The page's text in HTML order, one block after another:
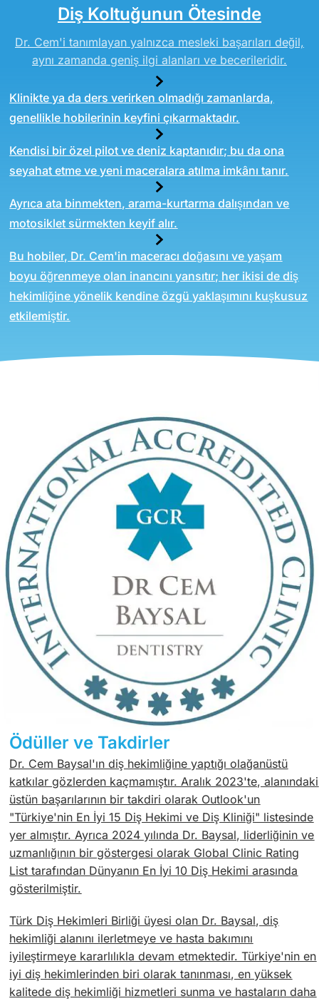
Diş Koltuğunun Ötesinde
Dr. Cem'i tanımlayan yalnızca mesleki başarıları değil,
aynı zamanda geniş ilgi alanları ve becerileridir.
Klinikte ya da ders verirken olmadığı zamanlarda,
genellikle hobilerinin keyfini çıkarmaktadır.
Kendisi bir özel pilot ve deniz kaptanıdır; bu da ona
seyahat etme ve yeni maceralara atılma imkânı tanır.
Ayrıca ata binmekten, arama-kurtarma dalışından ve
motosiklet sürmekten keyif alır.
Bu hobiler, Dr. Cem'in maceracı doğasını ve yaşam
boyu öğrenmeye olan inancını yansıtır; her ikisi de diş
hekimliğine yönelik kendine özgü yaklaşımını kuşkusuz
etkilemiştir.
Ödüllerve Takdirler
Dr. Cem Baysal'ın diş hekimliğine yaptığı olağanüstü
katkılar gözlerden kaçmamıştır. Aralık 2023'te, alanındaki
üstün başarılarının bir takdiri olarak Outlook'un
"Türkiye'nin En İyi 15 Diş Hekimi ve Diş Kliniği" listesinde
yer almıştır. Ayrıca 2024 yılında Dr. Baysal, liderliğinin ve
uzmanlığının bir göstergesi olarak Global Clinic Rating
List tarafından Dünyanın En İyi 10 Diş Hekimi arasında
gösterilmiştir.
Türk Diş Hekimleri Birliği üyesi olan Dr. Baysal, diş
hekimliği alanını ilerletmeye ve hasta bakımını
iyileştirmeye kararlılıkla devam etmektedir. Türkiye'nin en
iyi diş hekimlerinden biri olarak tanınması, en yüksek
kalitede diş hekimliği hizmetleri sunma ve hastaların daha